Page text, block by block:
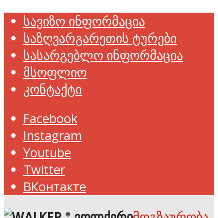
სავიზო ინფორმაცია
საზღვარგარეთის ტურები
სასარგებლო ინფორმაცია
მსოფლიო
კონტაქტი
Facebook
Instagram
Youtube
Twitter
ВКонтакте